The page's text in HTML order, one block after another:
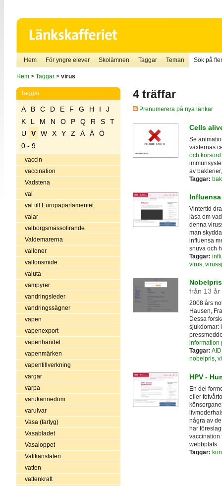
Hem För yngre elever Skolämnen Taggar Teman Sök på
Hem> Taggar> virus
Taggar
A B C D E F G H I
J
K
L M N O P Q R S
T
U
V W X Y Z Å Ä
Ö
0 - 9
vaccin
vaccination
Vadstena
val
val till Europaparlamentet
valar
valborgsmässofirande
Valdemarerna
valloner
vallonsmide
valuta
vampyrer
vandringsleder
vandringssägner
vapen
vapenexport
vapenhandel
vapenmärken
vapentillverkning
vargar
varpa
varukännedom
varulvar
Vasa (fartyg)
Vasabladet
Vasaloppet
Vatikanstaten
vatten
vattenkraft
4 träffar
Prenumerera på nya länkar
Cells
Se
växternas
och korsord
av
Taggar:
Influensa
Vintertid
läsa om
denna
man
influensa
snuva och
Taggar:
virus,
från 13 år
2008 års
Hausen,
Dessa
sjukdomar:
information
Taggar:
nobelpris,
HPV -
En del
eller
några av
har
vaccination
webbplats.
Taggar: